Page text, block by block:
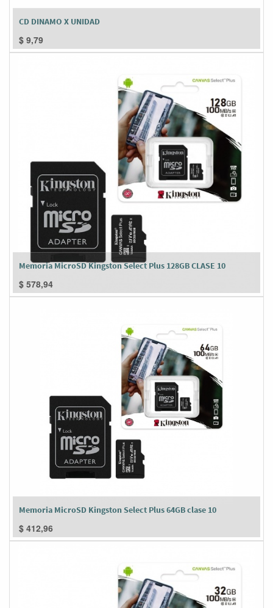
CD DINAMO X UNIDAD
$ 9,79
Memoria MicroSD Kingston Select Plus 128GB CLASE 10
$ 578,94
Memoria MicroSD Kingston Select Plus 64GB clase 10
$ 412,96